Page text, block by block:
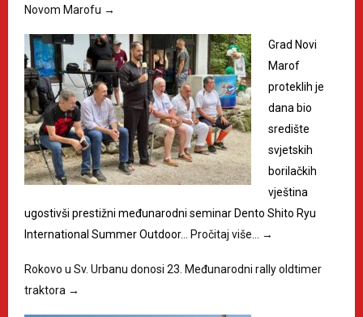
Novom Marofu →
Grad Novi
Marof
proteklih je
dana bio
središte
svjetskih
borilačkih
vještina
ugostivši prestižni međunarodni seminar Dento Shito Ryu
International Summer Outdoor… Pročitaj više… →
Rokovo u Sv. Urbanu donosi 23. Međunarodni rally oldtimer
traktora →